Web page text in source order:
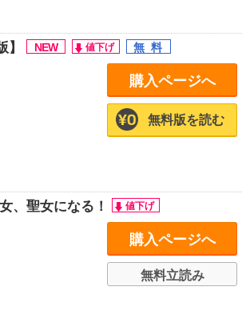
】
購入ページへ
無料版を読む
、聖女になる！
購入ページへ
無料立読み